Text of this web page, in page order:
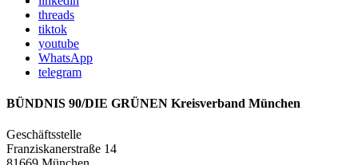
threads
tiktok
youtube
WhatsApp
telegram
BÜNDNIS 90/DIE GRÜNEN Kreisverband München
Geschäftsstelle
Franziskanerstraße 14